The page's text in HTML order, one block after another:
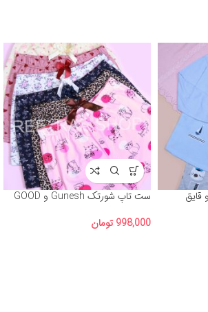
قایق
ست تاپ شورتک Gunesh و GOOD
998,000 تومان